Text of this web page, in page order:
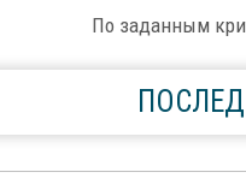
По заданным